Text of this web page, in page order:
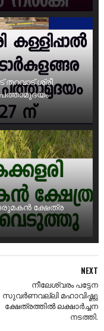
തറവാട് ശ്രീ
ക്ഷേത്ര
NEXT
നീലേശ്വരം പട്ടേന
സുവർണവല്ലി മഹാവിഷ്ണു
ക്ഷേത്രത്തിൽ ലക്ഷാർച്ചന
നടത്തി.